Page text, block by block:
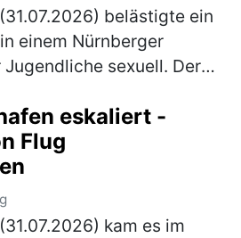
belästigte ein
einem Nürnberger
sexuell. Der
Tatverdächtigen. Di…
eskaliert -
Flug
kam es im